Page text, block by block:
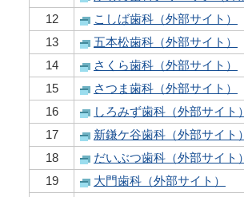
12
こしば歯科（外部サイト）
13
五本松歯科（外部サイト）
14
さくら歯科（外部サイト）
15
さつま歯科（外部サイト）
16
しろみず歯科（外部サイト）
17
新鎌ケ谷歯科（外部サイト）
18
だいぶつ歯科（外部サイト）
19
大門歯科（外部サイト）